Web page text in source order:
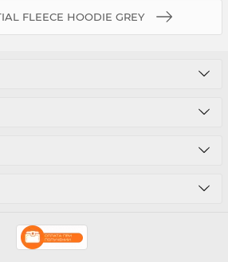
FLEECE HOODIE GREY